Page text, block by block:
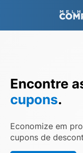
Encontre
cupons.
Economize em
cupons de